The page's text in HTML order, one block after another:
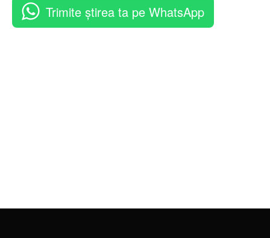
Trimite știrea ta pe WhatsApp